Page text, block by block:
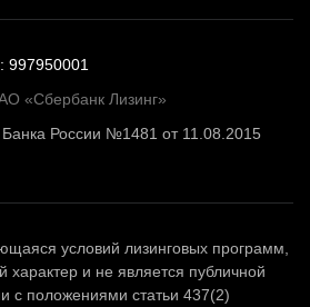
«Сбербанк Лизинг»
России №1481 от 11.08.2015
условий лизинговых программ,
и не является публичной
с положениями статьи 437(2)